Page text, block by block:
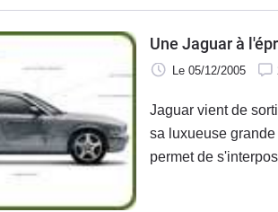
permettait le
Une Jaguar à
Le 05/12/2005
Jaguar vient de
sa luxueuse
permet de